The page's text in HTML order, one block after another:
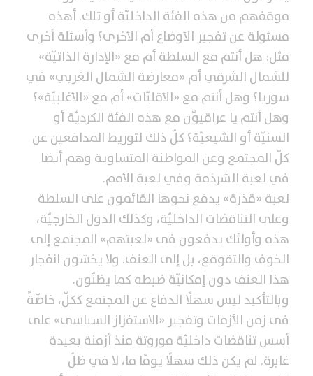
موقفهم من هذه الفئة الداخليّة أو تلك. أهذه
مسئولة عن تفجير الأوضاع أم الأخرى؟ وأسئلة أخرى
مثل: هل أنتم مع السلطة أم مع «الإدارة الذاتيّة»
للشمال الشرقي أم «معارضة الشمال الغربي» في
سوريا؟ وهل أنتم مع «الأقليّات» أم مع «الأغلبيّة»؟
وهل أنتم يا عراقيوّن مع هذه الفئة الكرديّة أو
السنيّة أو الشيعيّة؟ كلّ ذلك لتوريط المدافعين عن
كلّ المجتمع وعن المواطنة المتساوية وهم أيضا
في لعبة الشرذمة وفي لعبة الأمم.
لعبة «قذرة» يدفع نحوها القائمون على السلطة
وعلى التناقضات الداخليّة، وكذلك الدول الخارجيّة،
هذه وأولئك يدفعون فى «لعبتهم» المجتمع إلى
الخوف والتقوقع، بل إلى العنف. ولا يخشون انفجار
هذا العنف دون إمكانيّة ضبطه كما يظنّون.
وبالتأكيد ليس سهلًا الدفاع عن المجتمع ككلّ، خاصّةً
فى زمن الأزمات وتفجير «الاستفزاز السياسي» على
أسس تناقضات داخليّة موروثة منذ أزمنة بعيدة
غابرة. لم يكن ذلك سهلًا يومًا ما، لا في ظلّ